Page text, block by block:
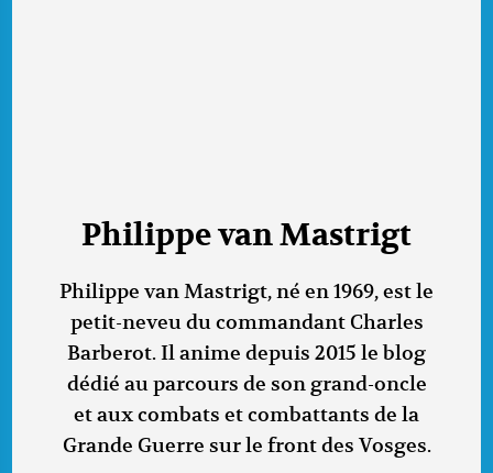
Philippe van Mastrigt
Philippe van Mastrigt, né en 1969, est le
petit-neveu du commandant Charles
Barberot. Il anime depuis 2015 le blog
dédié au parcours de son grand-oncle
et aux combats et combattants de la
Grande Guerre sur le front des Vosges.